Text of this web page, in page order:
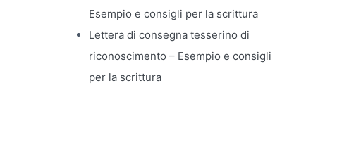
Esempio e consigli per la scrittura
Lettera di consegna tesserino di
riconoscimento​ – Esempio e consigli
per la scrittura